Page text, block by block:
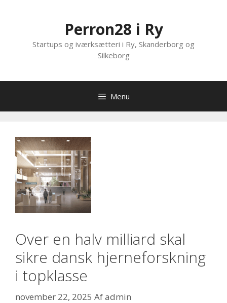
Perron28 i Ry
Startups og iværksætteri i Ry, Skanderborg og
Silkeborg
Menu
Over en halv milliard skal
sikre dansk hjerneforskning
i topklasse
november 22, 2025 Afadmin